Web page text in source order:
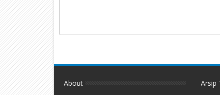
About Arsip